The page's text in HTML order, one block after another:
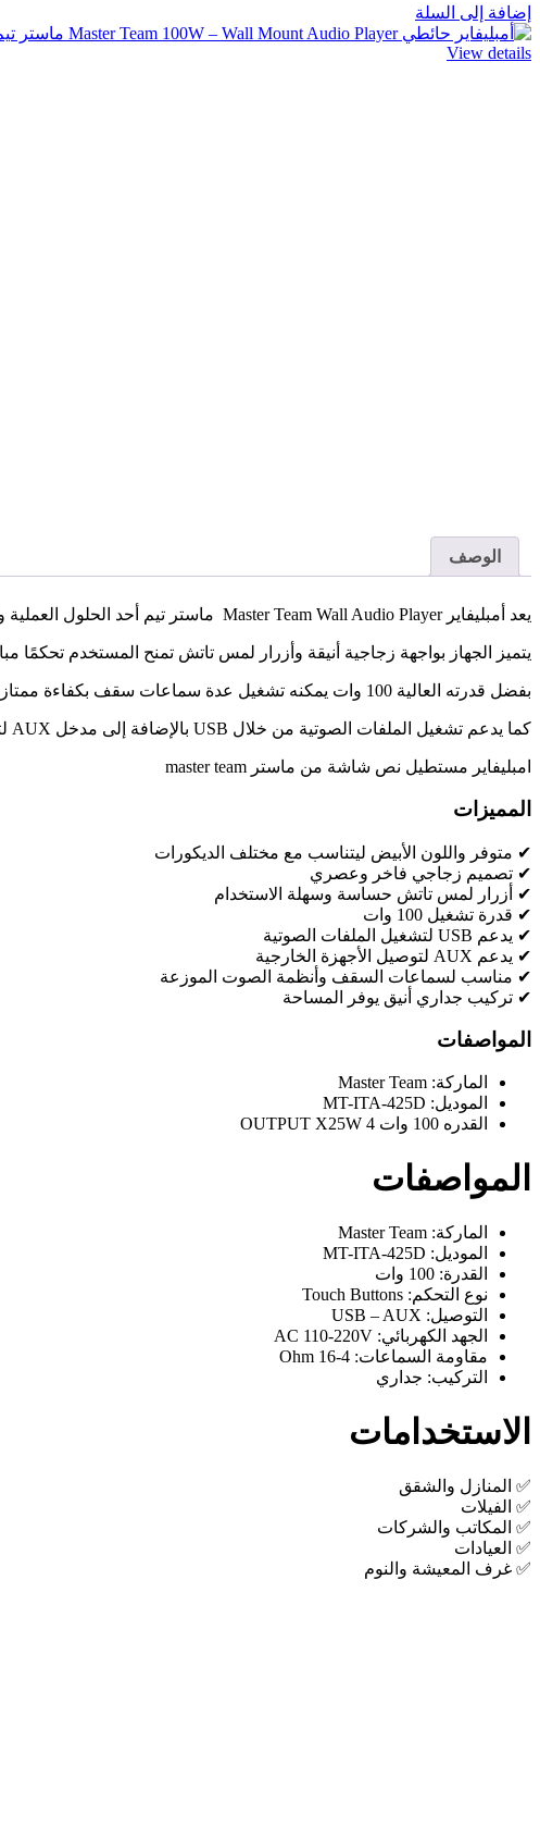
إضافة إلى السلة
View details
الوصف
يعد أمبليفاير Master Team Wall Audio Player ماستر تيم أحد الحلول العملية والأنيقة لأنظمة الصوت الحديثة، حيث يجمع بين التصميم الفخم وسهولة الاستخدام والأداء القوي.
يتميز الجهاز بواجهة زجاجية أنيقة وأزرار لمس تاتش تمنح المستخدم
بفضل قدرته العالية 100 وات يمكنه تشغيل عدة سماعات سقف بكفاءة ممتازة، مما يجعله مناسبًا للمنازل والفيلات والمكاتب والعيادات
كما يدعم تشغيل الملفات الصوتية من خلال USB بالإضافة إلى مدخل AUX لتوصيل مصادر الصوت المختلفة بسهولة.
امبليفاير مستطيل نص شاشة من ماستر master team
المميزات
✔ متوفر واللون الأبيض ليتناسب مع مختلف الديكورات
✔ تصميم زجاجي فاخر وعصري
✔ أزرار لمس تاتش حساسة وسهلة الاستخدام
✔ قدرة تشغيل 100 وات
✔ يدعم USB لتشغيل الملفات الصوتية
✔ يدعم AUX لتوصيل الأجهزة الخارجية
✔ مناسب لسماعات السقف وأنظمة الصوت الموزعة
✔ تركيب جداري أنيق يوفر المساحة
المواصفات
الماركة: Master Team
الموديل: MT-ITA-425D
القدره 100 وات 4 OUTPUT X25W
المواصفات
الماركة: Master Team
الموديل: MT-ITA-425D
القدرة: 100 وات
نوع التحكم: Touch Buttons
التوصيل: USB – AUX
الجهد الكهربائي: AC 110-220V
مقاومة السماعات: 4-16 Ohm
التركيب: جداري
الاستخدامات
✅ المنازل والشقق
✅ الفيلات
✅ المكاتب والشركات
✅ العيادات
✅ غرف المعيشة والنوم